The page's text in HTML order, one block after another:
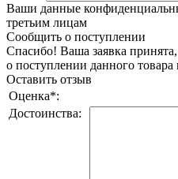
Ваши данные
третьим лицам
Сообщить о поступлении
Спасибо! Ваша заявка
о поступлении данного товара
Оставить отзыв
Оценка*:
Достоинства: